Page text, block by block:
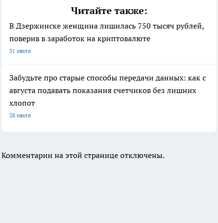
Читайте также:
В Дзержинске женщина лишилась 750 тысяч рублей,
поверив в заработок на криптовалюте
31 июля
Забудьте про старые способы передачи данных: как с
августа подавать показания счетчиков без лишних
хлопот
28 июля
Комментарии на этой странице отключены.